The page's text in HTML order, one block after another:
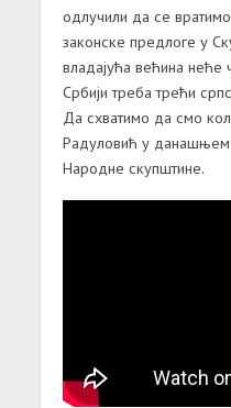
одлучили да се
законске предлоге у
владајућа већина неће
Србији треба трећи
Да схватимо да смо
Радуловић у данашњем
Народне скупштине.